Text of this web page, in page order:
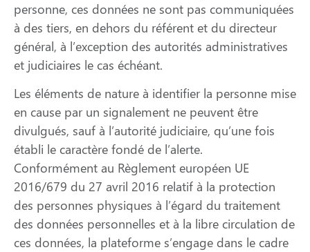
personne, ces données ne sont pas communiquées
à des tiers, en dehors du référent et du directeur
général, à l’exception des autorités administratives
et judiciaires le cas échéant.
Les éléments de nature à identifier la personne mise
en cause par un signalement ne peuvent être
divulgués, sauf à l’autorité judiciaire, qu’une fois
établi le caractère fondé de l’alerte.
Conformément au Règlement européen UE
2016/679 du 27 avril 2016 relatif à la protection
des personnes physiques à l’égard du traitement
des données personnelles et à la libre circulation de
ces données, la plateforme s’engage dans le cadre